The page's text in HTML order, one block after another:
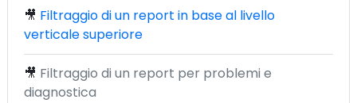
🎥 Filtraggio di un report in base al livello
verticale superiore
🎥 Filtraggio di un report per problemi e
diagnostica